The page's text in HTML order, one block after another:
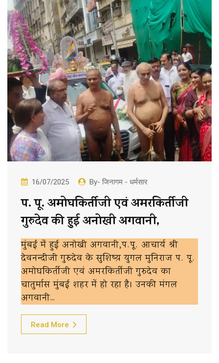
16/07/2025 By- जिनागम - धर्मसार
प. पू. अमोघकिर्तीजी एवं अमरकिर्तीजी
गुरुदेव की हुई अनोखी अगवानी,
मुंबई में हुई अनोखी अगवानी,प.पू. आचार्य श्री
देवनन्दीजी गुरुदेव के सुशिष्य़ युगल मुनिराज प. पू.
अमोघकिर्तीजी एवं अमरकिर्तीजी गुरुदेव का
चातुर्मास मुंबई शहर में हो रहा है। उनकी मंगल
अगवानी…
Read More